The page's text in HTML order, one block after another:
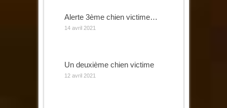
Alerte 3ème chien victime…
14 avril 2021
Un deuxième chien victime
12 avril 2021